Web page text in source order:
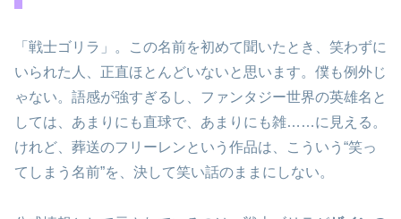
「戦士ゴリラ」。この名前を初めて聞いたとき、笑わずに
いられた人、正直ほとんどいないと思います。僕も例外じ
ゃない。語感が強すぎるし、ファンタジー世界の英雄名と
しては、あまりにも直球で、あまりにも雑……に見える。
けれど、葬送のフリーレンという作品は、こういう“笑っ
てしまう名前”を、決して笑い話のままにしない。